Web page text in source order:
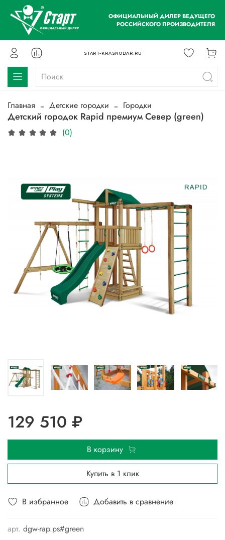
ОФИЦИАЛЬНЫЙ ДИЛЕР ВЕДУЩЕГО
РОССИЙСКОГО ПРОИЗВОДИТЕЛЯ
START-KRASNODAR.RU
Главная Детские городки Городки
Детский городок Rapid премиум Север (green)
(0)
В избранное Добавить в сравнение
арт. dgw-rap.ps#green
129 510 ₽
В корзину
Купить в 1 клик